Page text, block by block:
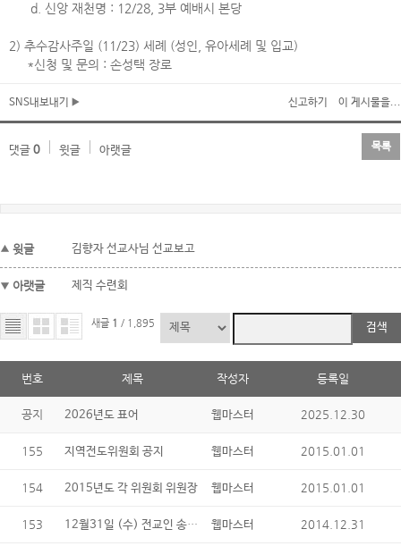
d. 신앙 재천명 : 12/28, 3부 예배시 본당
2) 추수감사주일 (11/23) 세례 (성인, 유아세례 및 입교)
*신청 및 문의 : 손성택 장로
SNS내보내기 신고하기 이 게시물을...
댓글 0 윗글 아랫글 목록
윗글 김향자 선교사님 선교보고
아랫글 제직 수련회
새글 1 / 1,895 검색
번호 제목 작성자 등록일
공지 2026년도 표어 웹마스터 2025.12.30
155 지역전도위원회 공지 웹마스터 2015.01.01
154 2015년도 각 위원회 위원장 웹마스터 2015.01.01
153 12월31일 (수) 전교인 송년잔치 및 송구영신 예배 웹마스터 2014.12.31